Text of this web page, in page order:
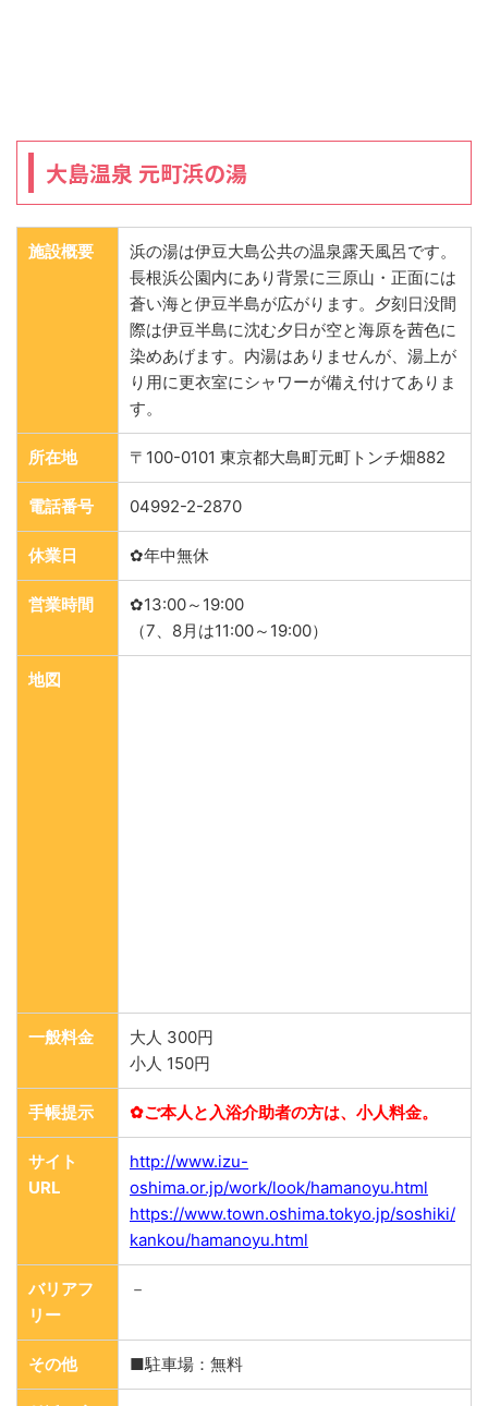
大島温泉 元町浜の湯
施設概要
浜の湯は伊豆大島公共の温泉露天風呂です。
長根浜公園内にあり背景に三原山・正面には
蒼い海と伊豆半島が広がります。夕刻日没間
際は伊豆半島に沈む夕日が空と海原を茜色に
染めあげます。内湯はありませんが、湯上が
り用に更衣室にシャワーが備え付けてありま
す。
所在地 〒100-0101 東京都大島町元町トンチ畑882
電話番号 04992-2-2870
休業日 ✿年中無休
営業時間
✿13:00～19:00
（7、8月は11:00～19:00）
地図
一般料金
大人 300円
小人 150円
手帳提示 ✿ご本人と入浴介助者の方は、小人料金。
サイト
URL
http://www.izu-
oshima.or.jp/work/look/hamanoyu.html
https://www.town.oshima.tokyo.jp/soshiki/
kankou/hamanoyu.html
バリアフ
リー
－
その他 ■駐車場：無料